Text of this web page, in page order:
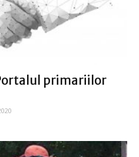
primariilor